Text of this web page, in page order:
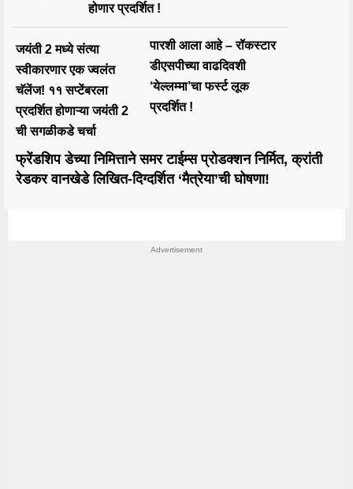
होणार प्रदर्शित !
जयंती 2 मध्ये संत्या
स्वीकारणार एक ज्वलंत
चॅलेंज! ११ सप्टेंबरला
प्रदर्शित होणाऱ्या जयंती 2
ची सगळीकडे चर्चा
पारशी आला आहे – रॉकस्टार
डीएसपीच्या वाढदिवशी
‘येल्लम्मा’चा फर्स्ट लूक
प्रदर्शित !
फ्रेंडशिप डेच्या निमित्ताने समर टाईम्स प्रोडक्शन निर्मित, क्रांती
रेडकर वानखेडे लिखित-दिग्दर्शित ‘मैत्रेया’ची घोषणा!